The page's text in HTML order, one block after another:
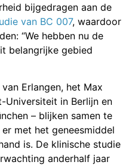
bijgedragen aan de
van BC 007, waardoor
“We hebben nu de
belangrijke gebied
Erlangen, het Max
Universiteit in Berlijn en
– blijken samen te
met het geneesmiddel
is. De klinische studie
anderhalf jaar